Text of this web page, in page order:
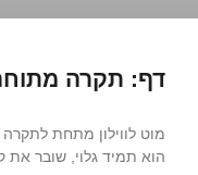
דף: תקרה מתוחה
מוט לווילון מתחת
הוא תמיד גלוי, שובר את